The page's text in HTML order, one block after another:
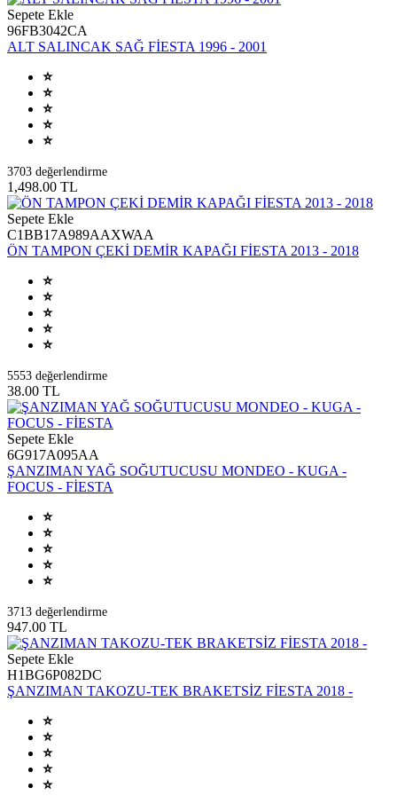
Sepete Ekle
96FB3042CA
ALT SALINCAK SAĞ FİESTA 1996 - 2001
3703 değerlendirme
1,498.00 TL
Sepete Ekle
C1BB17A989AAXWAA
ÖN TAMPON ÇEKİ DEMİR KAPAĞI FİESTA 2013 - 2018
5553 değerlendirme
38.00 TL
Sepete Ekle
6G917A095AA
ŞANZIMAN YAĞ SOĞUTUCUSU MONDEO - KUGA -
FOCUS - FİESTA
3713 değerlendirme
947.00 TL
Sepete Ekle
H1BG6P082DC
ŞANZIMAN TAKOZU-TEK BRAKETSİZ FİESTA 2018 -